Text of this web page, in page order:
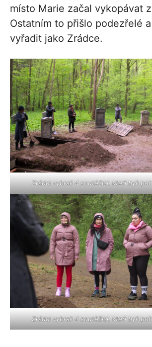
místo Marie začal vykopávat
Ostatním to přišlo podezřelé
vyřadit jako Zrádce.
Zrádci vybrali 4 soutěžící, kteří byli
Zrádci vybrali 4 soutěžící, kteří byli